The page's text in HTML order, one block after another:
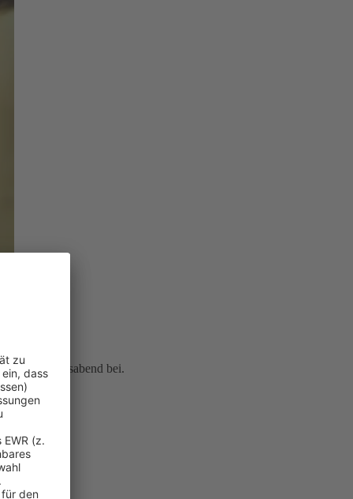
Lebensabend bei.